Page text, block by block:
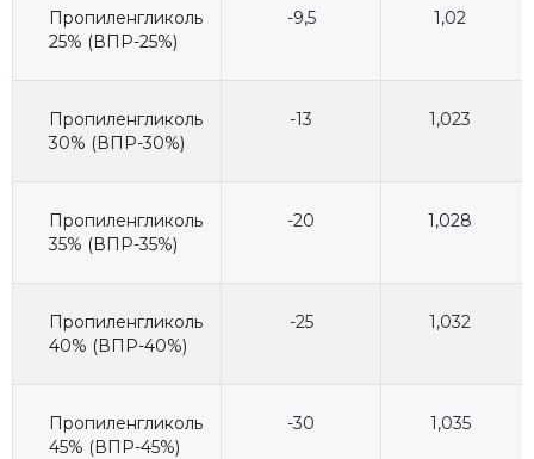
Пропиленгликоль
25% (ВПР-25%)
-9,5 1,02
Пропиленгликоль
30% (ВПР-30%)
-13 1,023
Пропиленгликоль
35% (ВПР-35%)
-20 1,028
Пропиленгликоль
40% (ВПР-40%)
-25 1,032
Пропиленгликоль
45% (ВПР-45%)
-30 1,035